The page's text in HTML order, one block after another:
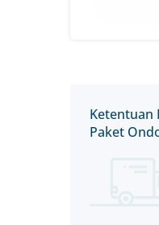
Ketentuan
Paket